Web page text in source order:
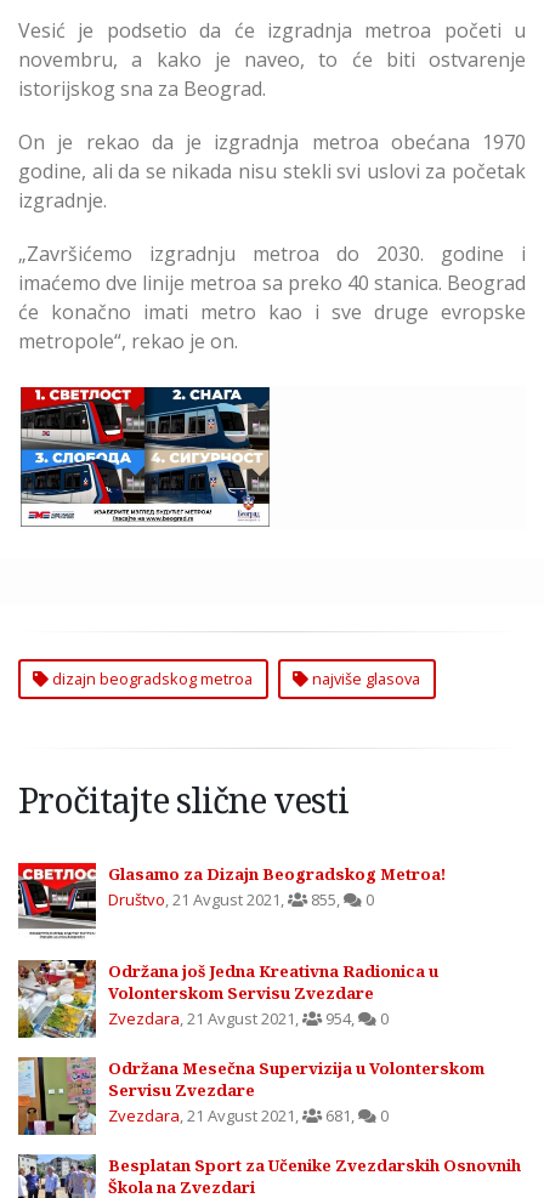
Vesić je podsetio da će izgradnja metroa početi u
novembru, a kako je naveo, to će biti ostvarenje
istorijskog sna za Beograd.
On je rekao da je izgradnja metroa obećana 1970
godine, ali da se nikada nisu stekli svi uslovi za početak
izgradnje.
„Završićemo izgradnju metroa do 2030. godine i
imaćemo dve linije metroa sa preko 40 stanica. Beograd
će konačno imati metro kao i sve druge evropske
metropole“, rekao je on.
Za Dizajn Budućeg
Metroa Najviše
Glasova Beograđana
Dobio Predlog
„Sigurnost”
dizajn beogradskog metroa najviše glasova
Pročitajte slične vesti
Glasamo za Dizajn Beogradskog Metroa!
Društvo,21 Avgust 2021, 855, 0
Održana još Jedna Kreativna Radionica u
Volonterskom Servisu Zvezdare
Zvezdara,21 Avgust 2021, 954, 0
Održana Mesečna Supervizija u Volonterskom
Servisu Zvezdare
Zvezdara,21 Avgust 2021, 681, 0
Besplatan Sport za Učenike Zvezdarskih Osnovnih
Škola na Zvezdari